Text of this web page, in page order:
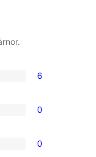
6
0
0